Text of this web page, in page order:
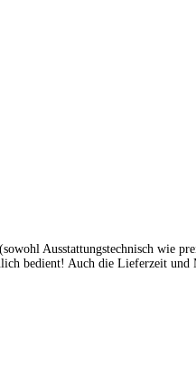
Ausstattungstechnisch wie
bedient! Auch die Lieferzeit